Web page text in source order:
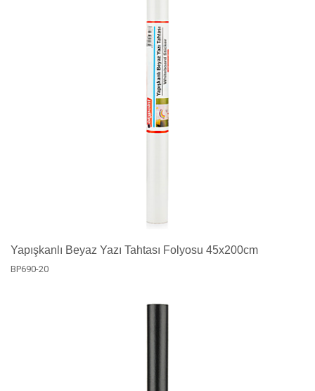
Yapışkanlı Beyaz Yazı Tahtası Folyosu 45x200cm
BP690-20